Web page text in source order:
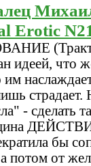
Erotic
идеей, что
- сделать
бы
потом от